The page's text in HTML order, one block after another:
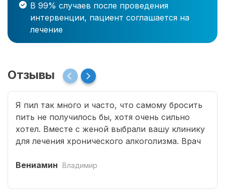
В 99% случаев после проведения
интервенции, пациент соглашается на
лечение
Отзывы
Я пил так много и часто, что самому бросить
пить не получилось бы, хотя очень сильно
хотел. Вместе с женой выбрали вашу клинику
для лечения хронического алкоголизма. Врач
сроком на три года. Вшивание препаратов
лечение. Врачом наркологом было подобрано
Вениамин Владимир